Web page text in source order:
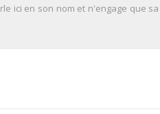
ici en son nom et n'engage que sa